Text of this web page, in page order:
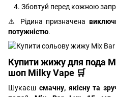
Збовтуй перед кожною
⚠️ Рідина призначена
потужністю.
Купити жижу для пода
шоп Milky Vape 🛒
Шукаєш смачну, якісну та